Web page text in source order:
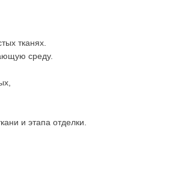
тканях.
среду.
и этапа отделки.